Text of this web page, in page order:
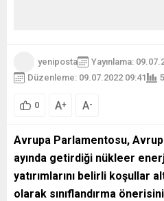
yeniposta
Yayınlama:
Düzenleme: 09.07.2022 09:41
0 A+ A-
Avrupa Parlamentosu,
ayında getirdiği nükleer
yatırımlarını belirli koşullar
olarak sınıflandırma